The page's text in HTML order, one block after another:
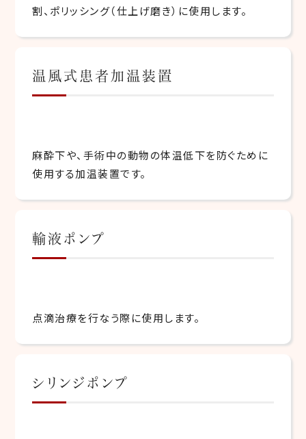
割、ポリッシング（仕上げ磨き）に使用します。
温風式患者加温装置
麻酔下や、手術中の動物の体温低下を防ぐために
使用する加温装置です。
輸液ポンプ
点滴治療を行なう際に使用します。
シリンジポンプ